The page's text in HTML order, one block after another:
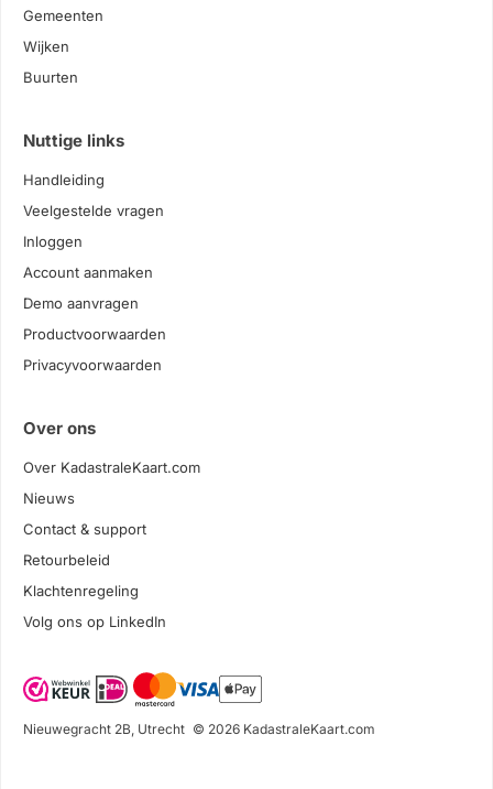
Gemeenten
Wijken
Buurten
Nuttige links
Handleiding
Veelgestelde vragen
Inloggen
Account aanmaken
Demo aanvragen
Productvoorwaarden
Privacyvoorwaarden
Over ons
Over KadastraleKaart.com
Nieuws
Contact & support
Retourbeleid
Klachtenregeling
Volg ons op LinkedIn
Nieuwegracht 2B, Utrecht © 2026 KadastraleKaart.com